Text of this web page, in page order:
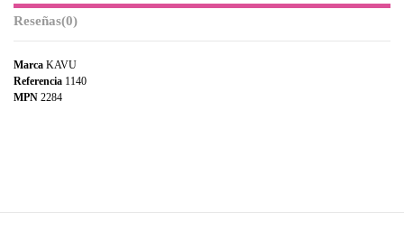
Reseñas(0)
Marca KAVU
Referencia 1140
MPN 2284